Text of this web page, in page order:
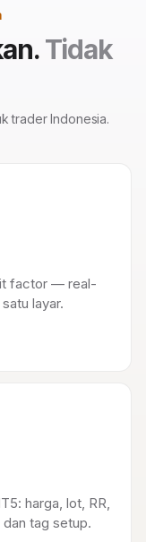
Tidak
trader Indonesia.
factor — real-
layar.
harga, lot, RR,
tag setup.